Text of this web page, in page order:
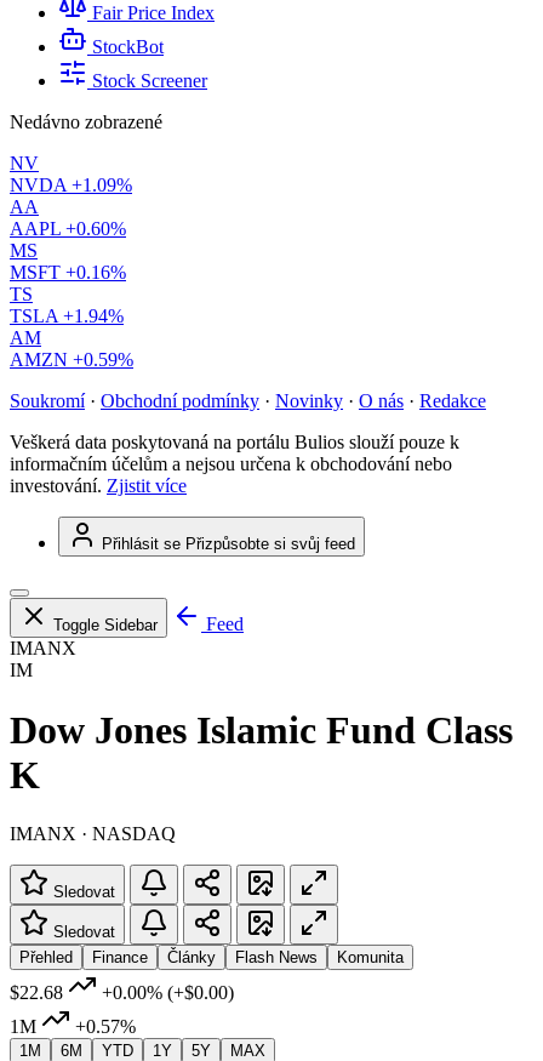
Fair Price Index
StockBot
Stock Screener
Nedávno zobrazené
NV
NVDA +1.09%
AA
AAPL +0.60%
MS
MSFT +0.16%
TS
TSLA +1.94%
AM
AMZN +0.59%
Soukromí · Obchodní podmínky · Novinky · O nás · Redakce
Veškerá data poskytovaná na portálu Bulios slouží pouze k
informačním účelům a nejsou určena k obchodování nebo
investování. Zjistit více
Přihlásit se Přizpůsobte si svůj feed
Toggle Sidebar
Feed
IMANX
IM
Dow Jones Islamic Fund Class
K
IMANX · NASDAQ
Sledovat
Sledovat
Přehled
Finance Články Flash News Komunita
$22.68 +0.00% (+$0.00)
1M
+0.57%
1M 6M YTD 1Y 5Y MAX